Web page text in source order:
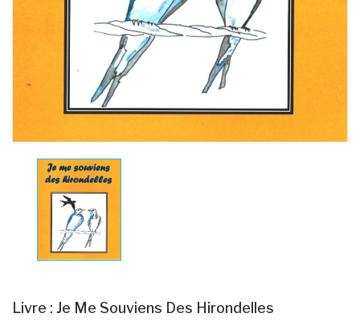
Livre : Je Me Souviens Des Hirondelles